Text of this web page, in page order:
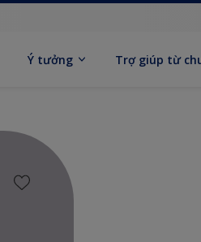
Ý tưởng Trợ giúp từ